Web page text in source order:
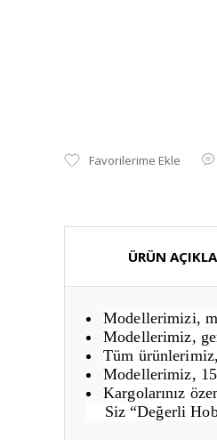
ÜRÜN
Modellerimizi,
Modellerimiz,
Tüm
Modellerimiz,
Kargolarınız
Siz “Değerli